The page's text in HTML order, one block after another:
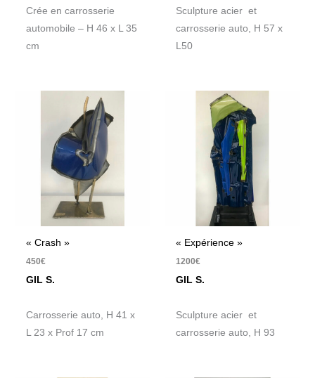
Crée en carrosserie
automobile – H 46 x L 35
cm
Sculpture acier et
carrosserie auto, H 57 x
L50
« Crash »
450€
GIL S.
Carrosserie auto, H 41 x
L 23 x Prof 17 cm
« Expérience »
1200€
GIL S.
Sculpture acier et
carrosserie auto, H 93